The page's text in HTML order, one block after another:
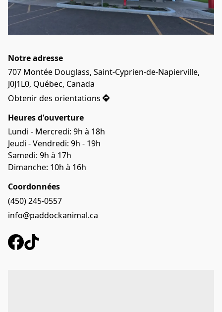
Notre adresse
707 Montée Douglass, Saint-Cyprien-de-Napierville,
J0J1L0, Québec, Canada
Obtenir des orientations
Heures d'ouverture
Lundi - Mercredi: 9h à 18h
Jeudi - Vendredi: 9h - 19h
Samedi: 9h à 17h
Dimanche: 10h à 16h
Coordonnées
(450) 245-0557
info@paddockanimal.ca